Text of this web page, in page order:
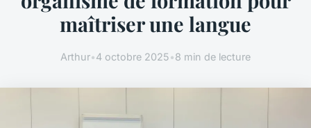
maîtriser une langue
Arthur•4 octobre 2025•8 min de lecture